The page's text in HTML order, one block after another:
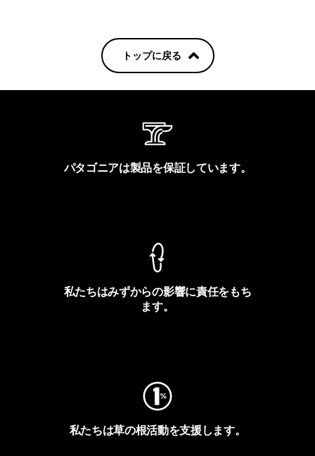
トップに戻る
パタゴニアは製品を保証しています。
私たちはみずからの影響に責任をもち
ます。
私たちは草の根活動を支援します。